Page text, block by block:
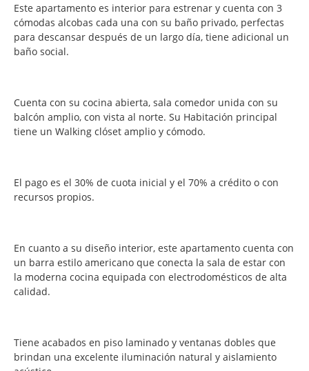
Este apartamento es interior para estrenar y cuenta con 3
cómodas alcobas cada una con su baño privado, perfectas
para descansar después de un largo día, tiene adicional un
baño social.
Cuenta con su cocina abierta, sala comedor unida con su
balcón amplio, con vista al norte. Su Habitación principal
tiene un Walking clóset amplio y cómodo.
El pago es el 30% de cuota inicial y el 70% a crédito o con
recursos propios.
En cuanto a su diseño interior, este apartamento cuenta con
un barra estilo americano que conecta la sala de estar con
la moderna cocina equipada con electrodomésticos de alta
calidad.
Tiene acabados en piso laminado y ventanas dobles que
brindan una excelente iluminación natural y aislamiento